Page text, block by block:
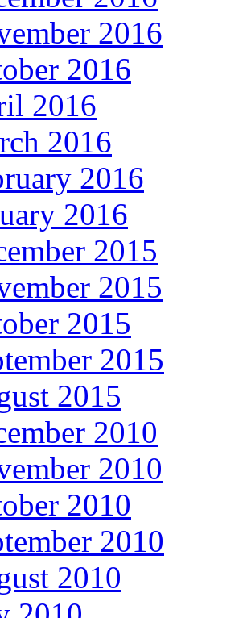
2016
2016
2016
2016
2016
2016
2015
2015
2015
2015
2015
2010
2010
2010
2010
2010